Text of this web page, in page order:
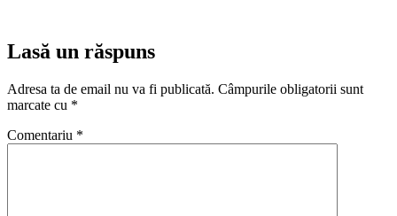
Lasă un răspuns
Adresa ta de email nu va fi publicată. Câmpurile obligatorii sunt
marcate cu *
Comentariu *